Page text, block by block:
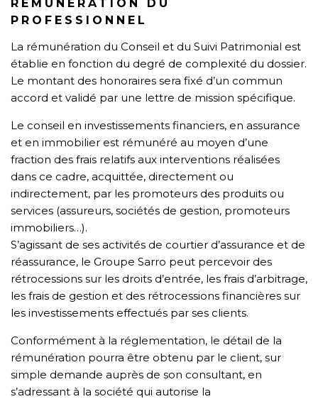
RÉMUNÉRATION DU
PROFESSIONNEL
La rémunération du Conseil et du Suivi Patrimonial est
établie en fonction du degré de complexité du dossier.
Le montant des honoraires sera fixé d’un commun
accord et validé par une lettre de mission spécifique.
Le conseil en investissements financiers, en assurance
et en immobilier est rémunéré au moyen d’une
fraction des frais relatifs aux interventions réalisées
dans ce cadre, acquittée, directement ou
indirectement, par les promoteurs des produits ou
services (assureurs, sociétés de gestion, promoteurs
immobiliers…).
S’agissant de ses activités de courtier d’assurance et de
réassurance, le Groupe Sarro peut percevoir des
rétrocessions sur les droits d’entrée, les frais d’arbitrage,
les frais de gestion et des rétrocessions financières sur
les investissements effectués par ses clients.
Conformément à la réglementation, le détail de la
rémunération pourra être obtenu par le client, sur
simple demande auprès de son consultant, en
s’adressant à la société qui autorise la